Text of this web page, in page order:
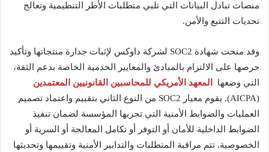
منصات تبادل البيانات التي تلبي متطلبات الأطر التنظيمية وتعالج
تحديات التتبع والأمن.
وقد منحت شهادة SOC2 لشركة داوكس لإثبات جدارة منتجاتها وتأكيد
حرصها على الالتزام بالمبادئ والمعايير الخدمية الخاصة بدعم الثقة،
التي وضعها
المعهد الأمريكي للمحاسبين القانونيين المعتمدين
(AICPA). يقوم معيار SOC2 من النوع الثاني بتقييم واعتماد تصميم
العمليات والضوابط الأمنية التي تجريها المؤسسة لضمان تنفيذ
الضوابط الداخلية للأمان أو التوفر أو تكامل المعالجة أو السرية أو
الخصوصية. تتم مراقبة المتطلبات والتدابير الأمنية وتقييمها وتحديثها